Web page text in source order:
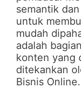
semantik
untuk
mudah
adalah
konten yang
ditekankan
Bisnis Online.